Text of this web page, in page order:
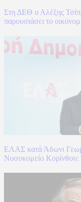
Στη ΔΕΘ ο Αλέξης
παρουσιάσει το
ΕΛΑΣ κατά Άδωνι
Νοσοκομείο Κορίνθου: